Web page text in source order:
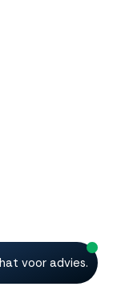
voor advies.